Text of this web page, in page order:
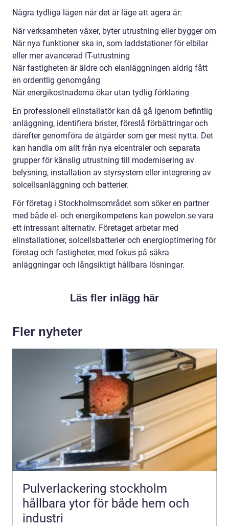
Några tydliga lägen när det är läge att agera är:
När verksamheten växer, byter utrustning eller bygger om
När nya funktioner ska in, som laddstationer för elbilar
eller mer avancerad IT-utrustning
När fastigheten är äldre och elanläggningen aldrig fått
en ordentlig genomgång
När energikostnaderna ökar utan tydlig förklaring
En professionell elinstallatör kan då gå igenom befintlig
anläggning, identifiera brister, föreslå förbättringar och
därefter genomföra de åtgärder som ger mest nytta. Det
kan handla om allt från nya elcentraler och separata
grupper för känslig utrustning till modernisering av
belysning, installation av styrsystem eller integrering av
solcellsanläggning och batterier.
För företag i Stockholmsområdet som söker en partner
med både el- och energikompetens kan powelon.se vara
ett intressant alternativ. Företaget arbetar med
elinstallationer, solcellsbatterier och energioptimering för
företag och fastigheter, med fokus på säkra
anläggningar och långsiktigt hållbara lösningar.
Läs fler inlägg här
Fler nyheter
Pulverlackering stockholm
hållbara ytor för både hem och
industri